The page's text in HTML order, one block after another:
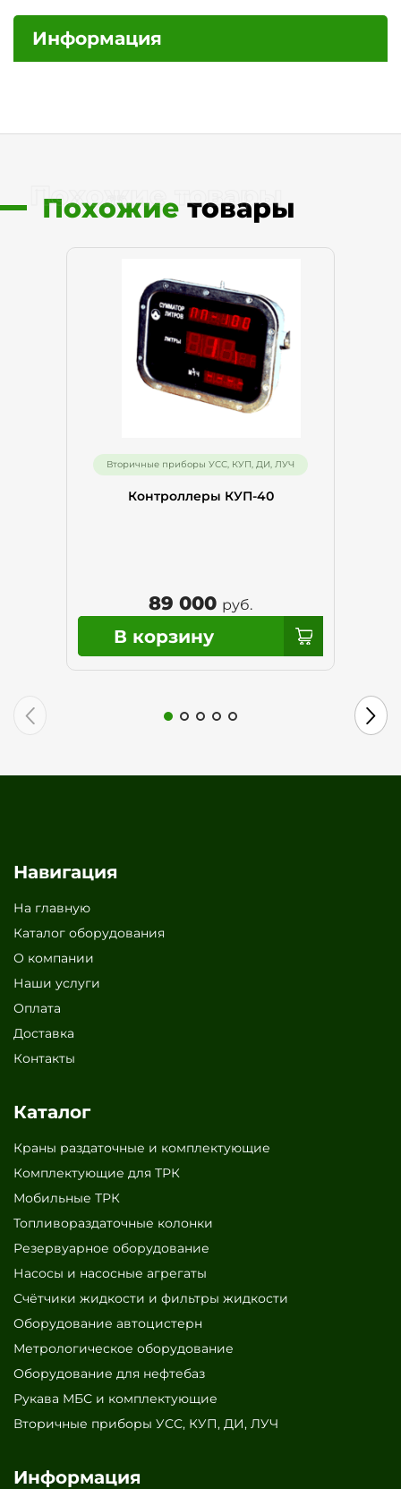
Информация
Похожие товары
Похожие товары
Вторичные приборы УСС, КУП, ДИ, ЛУЧ
Контроллеры КУП-40
89 000 руб.
Навигация
На главную
Каталог оборудования
О компании
Наши услуги
Оплата
Доставка
Контакты
Каталог
Краны раздаточные и комплектующие
Комплектующие для ТРК
Мобильные ТРК
Топливораздаточные колонки
Резервуарное оборудование
Насосы и насосные агрегаты
Счётчики жидкости и фильтры жидкости
Оборудование автоцистерн
Метрологическое оборудование
Оборудование для нефтебаз
Рукава МБС и комплектующие
Вторичные приборы УСС, КУП, ДИ, ЛУЧ
Информация